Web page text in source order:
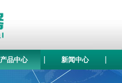
产品中心 新闻中心